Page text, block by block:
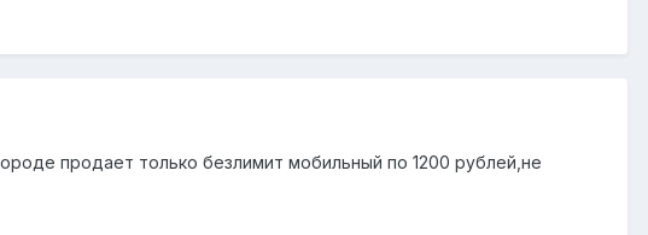
продает только безлимит мобильный по 1200 рублей,не